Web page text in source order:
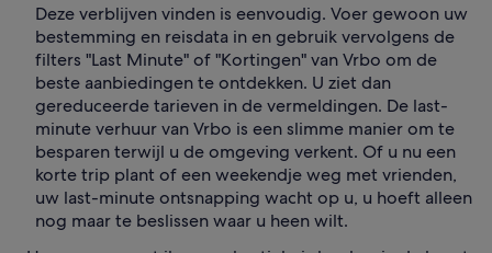
Deze verblijven vinden is eenvoudig. Voer gewoon uw
bestemming en reisdata in en gebruik vervolgens de
filters "Last Minute" of "Kortingen" van Vrbo om de
beste aanbiedingen te ontdekken. U ziet dan
gereduceerde tarieven in de vermeldingen. De last-
minute verhuur van Vrbo is een slimme manier om te
besparen terwijl u de omgeving verkent. Of u nu een
korte trip plant of een weekendje weg met vrienden,
uw last-minute ontsnapping wacht op u, u hoeft alleen
nog maar te beslissen waar u heen wilt.